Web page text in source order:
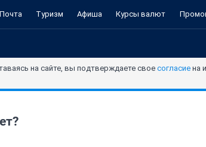
Почта Туризм Афиша Курсы валют
на сайте, вы подтверждаете своесогласие на